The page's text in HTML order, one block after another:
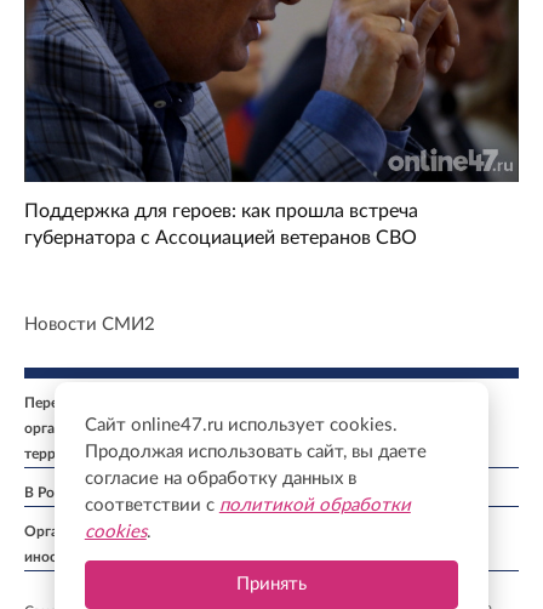
Поддержка для героев: как прошла встреча
губернатора с Ассоциацией ветеранов СВО
Новости СМИ2
Перечень иностранных и международных неправительственных
организаций, деятельность которых признана нежелательной на
территории Российской Федерации: ↓
В России признаны экстремистскими и запрещены организации: ↓
Организации, СМИ и физические лица, признанные в России
иностранными агентами: ↓
Сайт online47.ru использует cookies.
Продолжая использовать сайт, вы даете
согласие на обработку данных в
соответствии с политикой обработки
cookies.
Принять